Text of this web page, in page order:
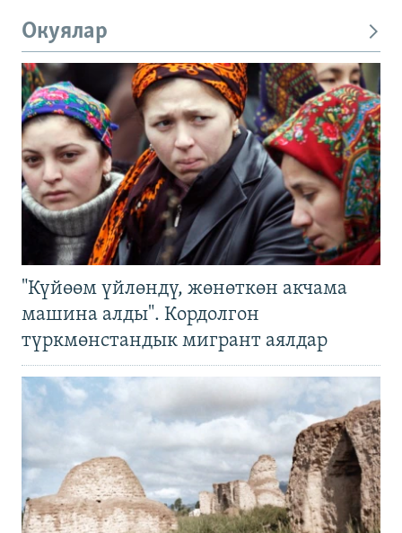
Окуялар
"Күйөөм үйлөндү, жөнөткөн акчама
машина алды". Кордолгон
түркмөнстандык мигрант аялдар